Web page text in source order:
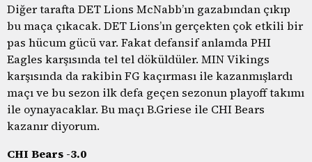
Diğer tarafta DET Lions McNabb’ın gazabından çıkıp
bu maça çıkacak. DET Lions’ın gerçekten çok etkili bir
pas hücum gücü var. Fakat defansif anlamda PHI
Eagles karşısında tel tel döküldüler. MIN Vikings
karşısında da rakibin FG kaçırması ile kazanmışlardı
maçı ve bu sezon ilk defa geçen sezonun playoff takımı
ile oynayacaklar. Bu maçı B.Griese ile CHI Bears
kazanır diyorum.
CHI Bears -3.0